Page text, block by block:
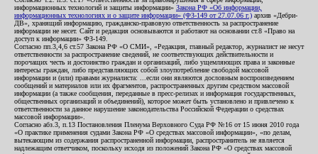
информационных технологий и защиты информации» Закона РФ «Об информации,
информационных технологиях и о защите информации» (ФЗ-149 от 27.07.06 г.) архив «Дебри-
ДВ», хранящий информацию, гражданско-правовую ответственность за распространение
информации не несет. Сайт и редакция основываются и работают на основании ст.8 «Право на
доступ к информации» ФЗ-149.
Согласно пп.3,4,6 ст.57 Закона РФ «О СМИ», «Редакция, главный редактор, журналист не несут
ответственности за распространение сведений, не соответствующих действительности и
порочащих честь и достоинство граждан и организаций, либо ущемляющих права и законные
интересы граждан, либо представляющих собой злоупотребление свободой массовой
информации и (или) правами журналиста: ...если они являются дословным воспроизведением
сообщений и материалов или их фрагментов, распространенных другим средством массовой
информации (а также сообщения, переданные в пресс-релизах и информация государственных,
общественных организаций и объединений), которое может быть установлено и привлечено к
ответственности за данное нарушение законодательства Российской Федерации о средствах
массовой информации».
Согласно абз.3, п.13 Постановления Пленума Верховного Суда РФ №16 от 15 июня 2010 года
«О практике применения судами Закона РФ «О средствах массовой информации», «по делам,
вытекающим из содержания распространенной информации, распространитель не является
надлежащим ответчиком, поскольку исходя из положений Закона РФ «О средствах массовой